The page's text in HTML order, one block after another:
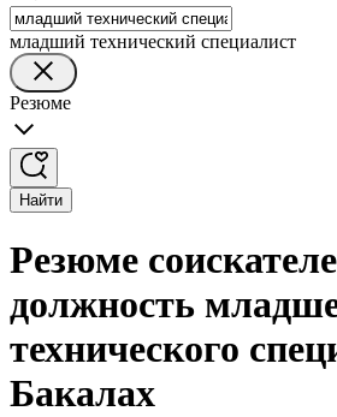
младший технический специалист
Резюме
Найти
Резюме
должность
технического
Бакалах